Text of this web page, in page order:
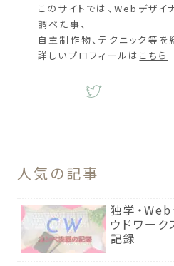
このサイトでは、Webデザ
調べた事、
自主制作物、テクニック等を
詳しいプロフィールは こちら
人気の記事
独学・
ウドワー
記録